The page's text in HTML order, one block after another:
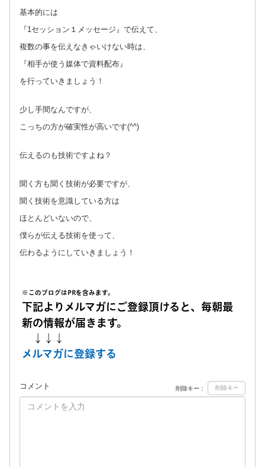
基本的には
『1セッション１メッセージ』で伝えて、
複数の事を伝えなきゃいけない時は、
『相手が使う媒体で資料配布』
を行っていきましょう！
少し手間なんですが、
こっちの方が確実性が高いです(^^)
伝えるのも技術ですよね？
聞く方も聞く技術が必要ですが、
聞く技術を意識している方は
ほとんどいないので、
僕らが伝える技術を使って、
伝わるようにしていきましょう！
※このブログはPRを含みます。
下記よりメルマガにご登録頂けると、毎朝最
新の情報が届きます。
↓↓↓
メルマガに登録する
コメント 削除キー：